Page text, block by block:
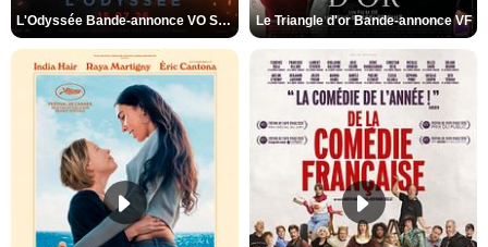
L'Odyssée Bande-annonce VO STFR Le Triangle d'or Bande-annonce VF